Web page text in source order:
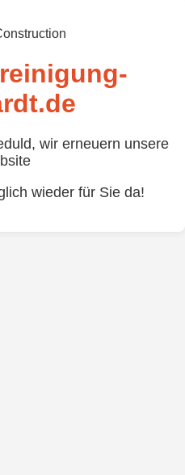
wir erneuern unsere
wieder für Sie da!